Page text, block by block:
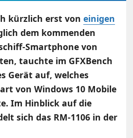
kürzlich erst voneinigen
dem kommenden
Smartphone von
tauchte im GFXBench
Gerät auf, welches
von Windows 10 Mobile
Im Hinblick auf die
sich das RM-1106 in der